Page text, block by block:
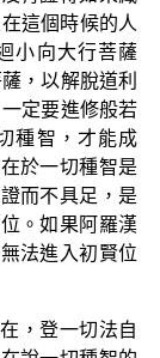
這個時候的人
小向大行菩薩
，以解脫道利
定要進修般若
種智，才能成
於一切種智是
而不具足，是
。如果阿羅漢
法進入初賢位
，登一切法自